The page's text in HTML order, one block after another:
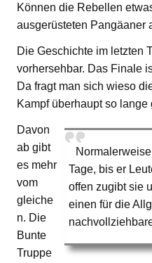
Können die Rebellen
ausgerüsteten Pangäaner
Die Geschichte im letzten
vorhersehbar. Das Finale
Da fragt man sich wieso
Kampf überhaupt so lange
Tage, bis er
offen zugibt sie
einen für die
Davon
ab gibt
es mehr
vom
gleiche
n. Die
Bunte
Truppe